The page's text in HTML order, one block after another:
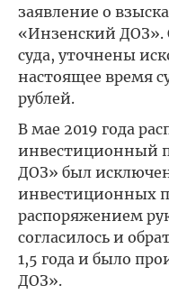
заявление о
«Инзенский ДОЗ».
суда, уточнены
настоящее время
рублей.
В мае 2019 года
инвестиционный
ДОЗ» был
инвестиционных
распоряжением
согласилось и
1,5 года и было
ДОЗ».